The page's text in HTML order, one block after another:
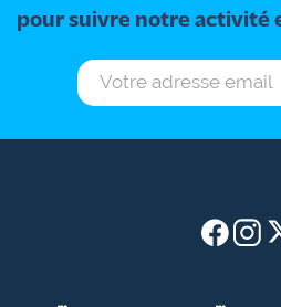
pour suivre notre activité